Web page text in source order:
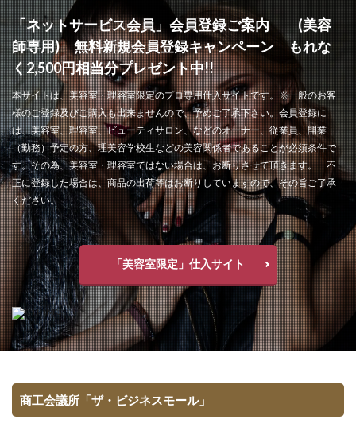
「ネットサービス会員」会員登録ご案内 (美容
師専用) 無料新規会員登録キャンペーン もれな
く2,500円相当分プレゼント中!!
本サイトは、美容室・理容室限定のプロ専用仕入サイトです。※一般のお客
様のご登録及びご購入も出来ませんので、予めご了承下さい。会員登録に
は、美容室、理容室、ビューティサロン、などのオーナー、従業員、開業
（勤務）予定の方、理美容学校生などの美容関係者であることが必須条件で
す。その為、美容室・理容室ではない場合は、お断りさせて頂きます。 不
正に登録した場合は、商品の出荷等はお断りしていますので、その旨ご了承
ください。
「美容室限定」仕入サイト
商工会議所「ザ・ビジネスモール」